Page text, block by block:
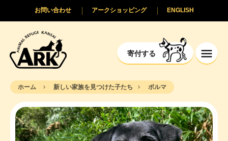
寄付する
ENGLISH
アークショッピング
お問い合わせ
ホーム 新しい家族を見つけた子たち ボルマ